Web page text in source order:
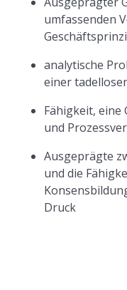
umfassenden
analytische
einer
Fähigkeit, eine
und
Ausgeprägte
und die
Druck